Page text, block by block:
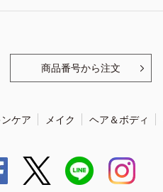
商品番号から注文
ケア メイク ヘア＆ボディ